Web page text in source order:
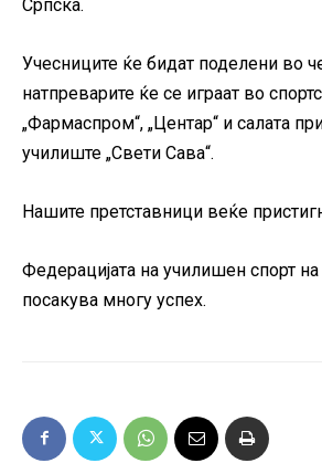
Српска.
Учесниците ќе бидат поделени во
натпреварите ќе се играат во
„Фармаспром“, „Центар“ и салата
училиште „Свети Сава“.
Нашите претставници веќе
Федерацијата на училишен спорт
посакува многу успех.